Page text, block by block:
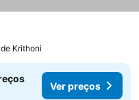
Krithoni
Ver preços